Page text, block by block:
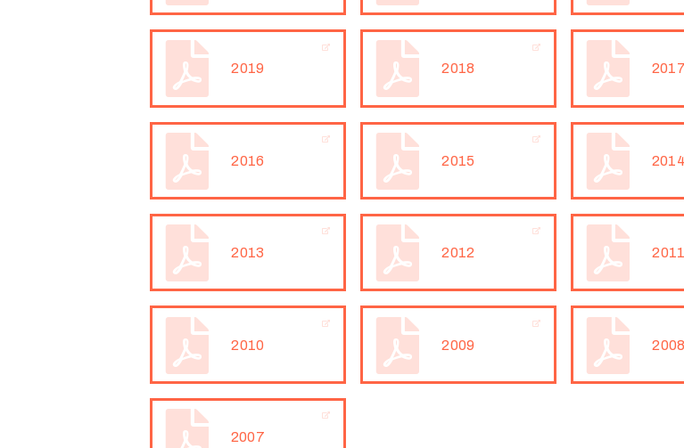
2019 2018 2017
2016 2015 2014
2013 2012 2011
2010 2009 2008
2007